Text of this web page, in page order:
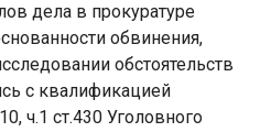
дела в прокуратуре
обвинения,
обстоятельств
с квалификацией
ч.1 ст.430 Уголовного